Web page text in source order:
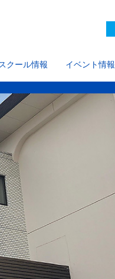
クール情報 イベント情報